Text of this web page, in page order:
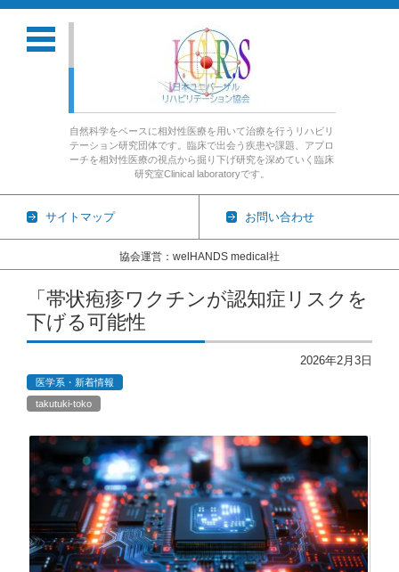
自然科学をベースに相対性医療を用いて治療を行うリハビリ
テーション研究団体です。臨床で出会う疾患や課題、アプロ
ーチを相対性医療の視点から掘り下げ研究を深めていく臨床
研究室Clinical laboratoryです。
サイトマップ お問い合わせ
協会運営：welHANDS medical社
コンテンツに移動
「帯状疱疹ワクチンが認知症リスクを
下げる可能性
2026年2月3日
医学系・新着情報
takutuki-toko